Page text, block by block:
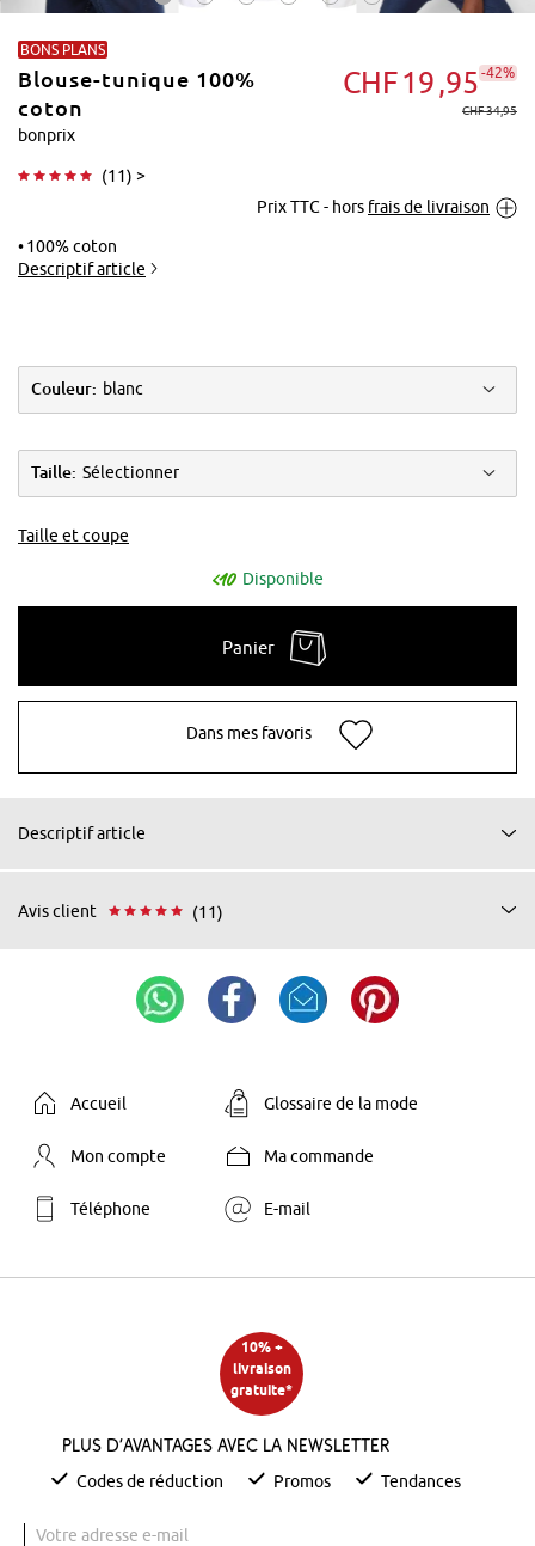
agrandir
BONS PLANS
Blouse-tunique 100%
coton
bonprix
(11) >
CHF19 95 -42%
CHF 34,95
Prix TTC - hors frais de livraison
100% coton
Descriptif article
Couleur: blanc
Taille: Sélectionner
Taille et coupe
Disponible
Panier
Dans mes favoris
Descriptif article
Avis client (11)
Accueil Glossaire de la mode
Mon compte Ma commande
Téléphone E-mail
10% +
livraison
gratuite*
Plus d’avantages avec la newsletter
Codes de réduction Promos Tendances
Votre adresse e-mail